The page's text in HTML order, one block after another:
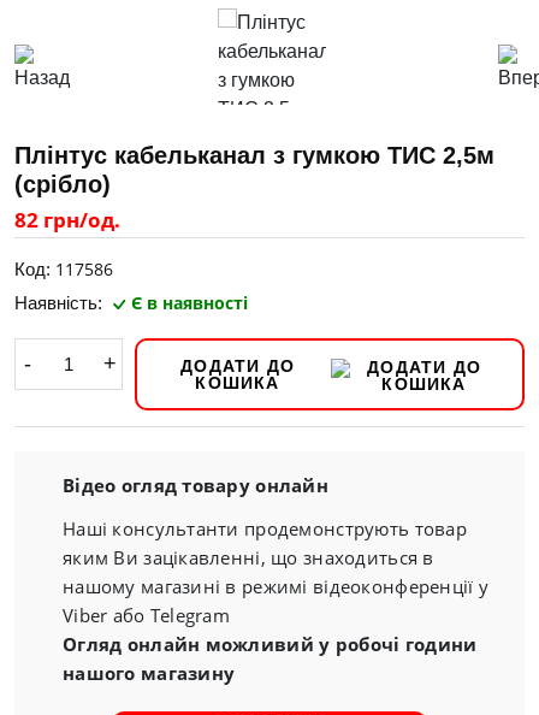
Плінтус кабельканал з гумкою ТИС 2,5м
(срібло)
82 грн/од.
Код: 117586
Наявність: Є в наявності
- +
ДОДАТИ ДО
КОШИКА
Відео огляд товару онлайн
Наші консультанти продемонструють товар
яким Ви зацікавленні, що знаходиться в
нашому магазині в режимі відеоконференції у
Viber або Telegram
Огляд онлайн можливий у робочі години
нашого магазину